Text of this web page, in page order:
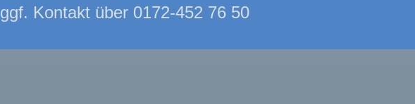
ggf. Kontakt über 0172-452 76 50